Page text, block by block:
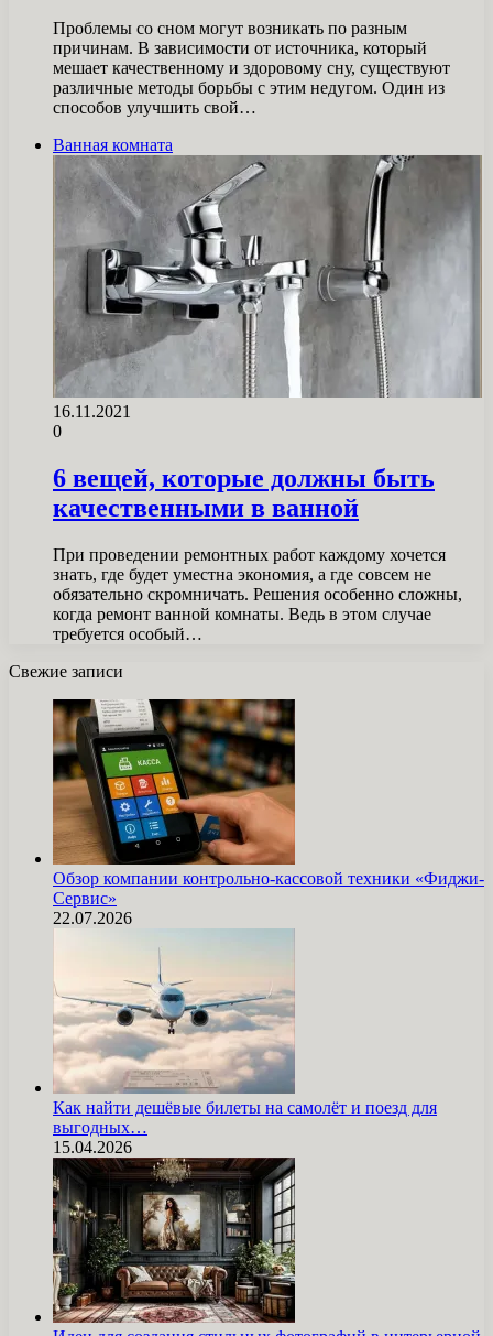
Проблемы со сном могут возникать по разным
причинам. В зависимости от источника, который
мешает качественному и здоровому сну, существуют
различные методы борьбы с этим недугом. Один из
способов улучшить свой…
Ванная комната
16.11.2021
0
6 вещей, которые должны быть
качественными в ванной
При проведении ремонтных работ каждому хочется
знать, где будет уместна экономия, а где совсем не
обязательно скромничать. Решения особенно сложны,
когда ремонт ванной комнаты. Ведь в этом случае
требуется особый…
Свежие записи
Обзор компании контрольно-кассовой техники «Фиджи-
Сервис»
22.07.2026
Как найти дешёвые билеты на самолёт и поезд для
выгодных…
15.04.2026